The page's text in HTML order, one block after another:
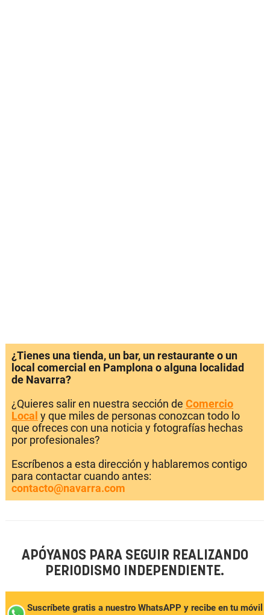
¿Tienes una tienda, un bar, un restaurante o un
local comercial en Pamplona o alguna localidad
de Navarra?
¿Quieres salir en nuestra sección de Comercio
Local y que miles de personas conozcan todo lo
que ofreces con una noticia y fotografías hechas
por profesionales?
Escríbenos a esta dirección y hablaremos contigo
para contactar cuando antes:
contacto@navarra.com
APÓYANOS PARA SEGUIR REALIZANDO
PERIODISMO INDEPENDIENTE.
Suscríbete gratis a nuestro WhatsAPP y recibe en tu móvil